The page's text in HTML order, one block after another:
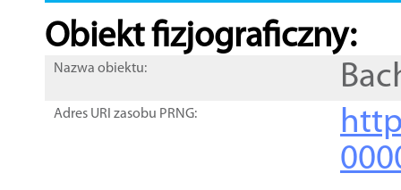
Obiekt fizjograficzny:
Nazwa obiektu:
Adres URI zasobu PRNG: